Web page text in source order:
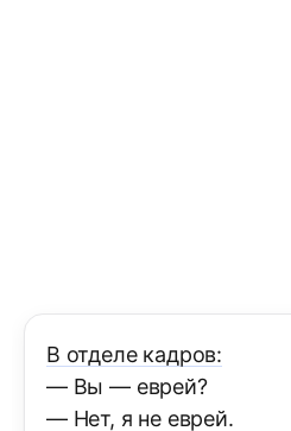
В отделе кадров:
— Вы — еврей?
— Нет, я не еврей.